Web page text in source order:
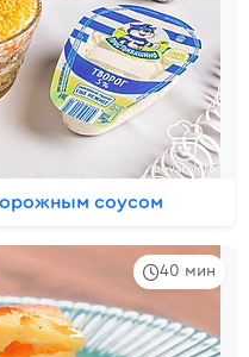
соусом
40 мин